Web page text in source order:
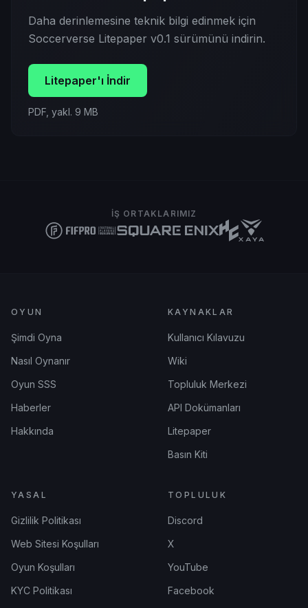
Daha derinlemesine teknik bilgi edinmek için
Soccerverse Litepaper v0.1 sürümünü indirin.
Litepaper'ı İndir
PDF, yakl. 9 MB
İŞ ORTAKLARIMIZ
OYUN
Şimdi Oyna
Nasıl Oynanır
Oyun SSS
Haberler
Hakkında
KAYNAKLAR
Kullanıcı Kılavuzu
Wiki
Topluluk Merkezi
API Dokümanları
Litepaper
Basın Kiti
YASAL
Gizlilik Politikası
Web Sitesi Koşulları
Oyun Koşulları
KYC Politikası
TOPLULUK
Discord
X
YouTube
Facebook